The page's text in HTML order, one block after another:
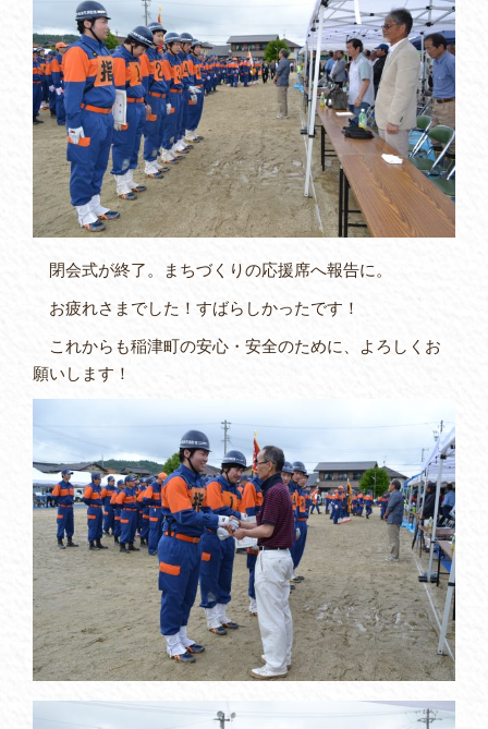
閉会式が終了。まちづくりの応援席へ報告に。
お疲れさまでした！すばらしかったです！
これからも稲津町の安心・安全のために、よろしくお
願いします！